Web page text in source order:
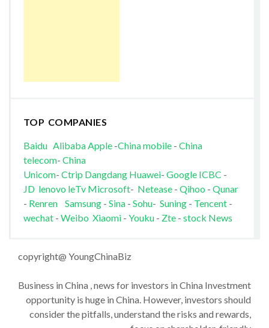
TOP COMPANIES
Baidu AlibabaApple-China mobile- China
telecom- China
Unicom- Ctrip Dangdang Huawei- Google ICBC -
JD lenovo leTv Microsoft- Netease- Qihoo - Qunar
- Renren Samsung- Sina- Sohu- Suning- Tencent-
wechat - Weibo Xiaomi- Youku - Zte- stock News
copyright@ YoungChinaBiz
Business in China , news for investors in China Investment
opportunity is huge in China. However, investors should
consider the pitfalls, understand the risks and rewards,